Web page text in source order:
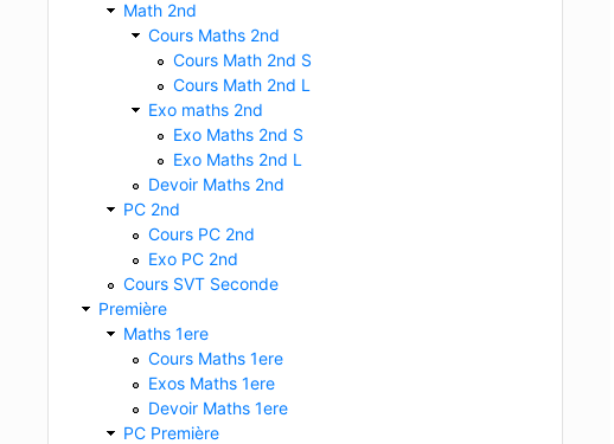
Math 2nd
Cours Maths 2nd
Cours Math 2nd S
Cours Math 2nd L
Exo maths 2nd
Exo Maths 2nd S
Exo Maths 2nd L
Devoir Maths 2nd
PC 2nd
Cours PC 2nd
Exo PC 2nd
Cours SVT Seconde
Première
Maths 1ere
Cours Maths 1ere
Exos Maths 1ere
Devoir Maths 1ere
PC Première